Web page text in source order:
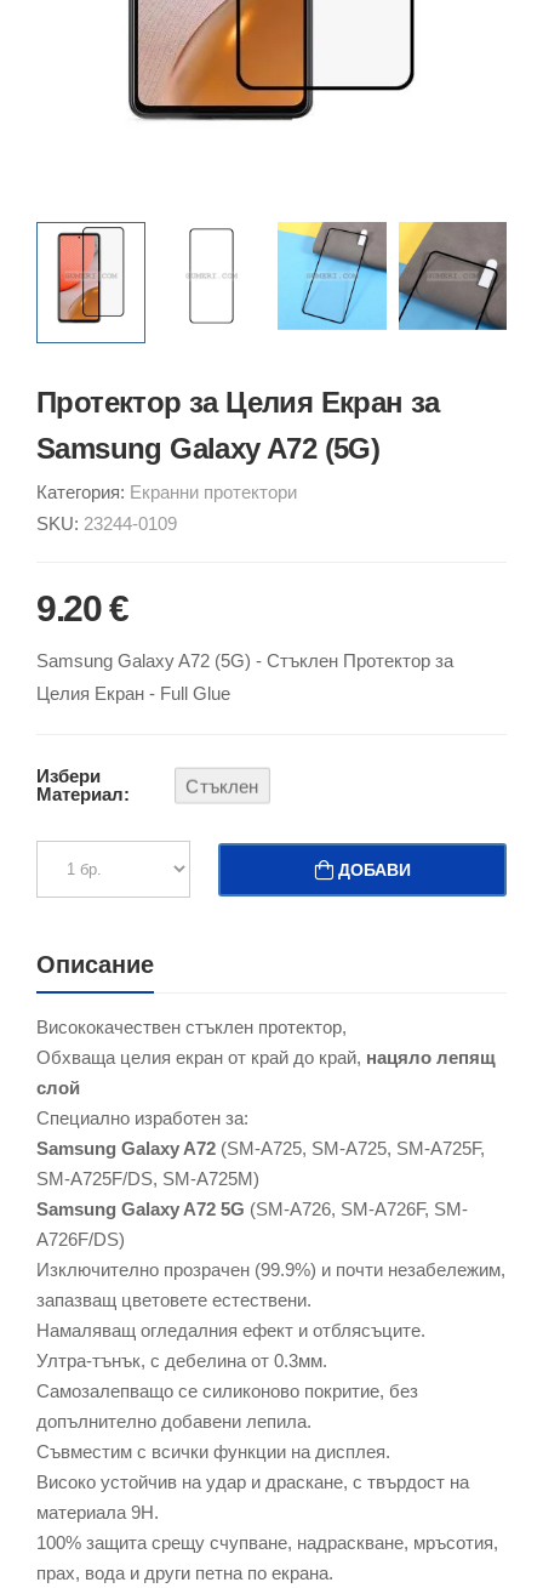
Протектор за Целия Екран за
Samsung Galaxy A72 (5G)
Категория: Екранни протектори
SKU: 23244-0109
9.20 €
Samsung Galaxy A72 (5G) - Стъклен Протектор за
Целия Екран - Full Glue
Избери
Материал:
Стъклен
ДОБАВИ
Описание
Висококачествен стъклен протектор,
Обхваща целия екран от край до край, нацяло лепящ
слой
Специално изработен за:
Samsung Galaxy A72 (SM-A725, SM-A725, SM-A725F,
SM-A725F/DS, SM-A725M)
Samsung Galaxy A72 5G (SM-A726, SM-A726F, SM-
A726F/DS)
Изключително прозрачен (99.9%) и почти незабележим,
запазващ цветовете естествени.
Намаляващ огледалния ефект и отблясъците.
Ултра-тънък, с дебелина от 0.3мм.
Самозалепващо се силиконово покритие, без
допълнително добавени лепила.
Съвместим с всички функции на дисплея.
Високо устойчив на удар и драскане, с твърдост на
материала 9Н.
100% защита срещу счупване, надраскване, мръсотия,
прах, вода и други петна по екрана.